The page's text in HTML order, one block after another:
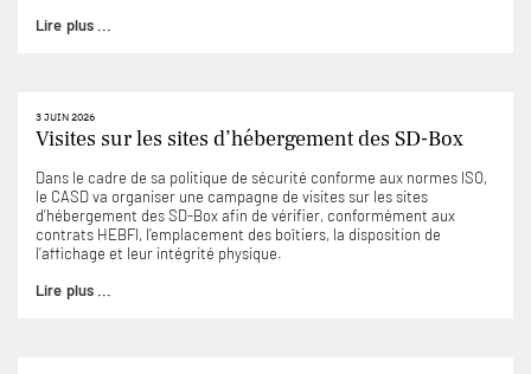
Lire plus ...
3 JUIN 2026
Visites sur les sites d’hébergement des SD-Box
Dans le cadre de sa politique de sécurité conforme aux normes ISO,
le CASD va organiser une campagne de visites sur les sites
d’hébergement des SD-Box afin de vérifier, conformément aux
contrats HEBFI, l’emplacement des boîtiers, la disposition de
l’affichage et leur intégrité physique.
Lire plus ...